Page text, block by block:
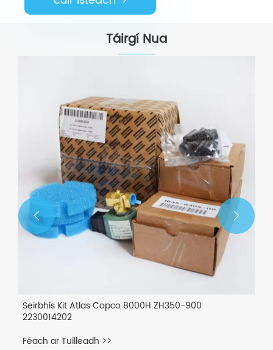
Táirgí Nua
Seirbhís Kit Atlas Copco 8000H ZH350-900
2230014202
Féach ar Tuilleadh >>
 